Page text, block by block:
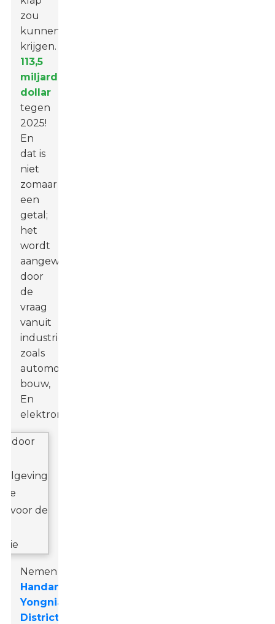
zou
kunnen
krijgen.
113,5
miljard
dollar
tegen
2025!
En
dat is
niet
zomaar
een
getal;
het
wordt
aangewakkerd
door
de
vraag
vanuit
industrieën
zoals
automobiel
bouw,
En
elektronica
Nemen
Handan
Yongnian
District